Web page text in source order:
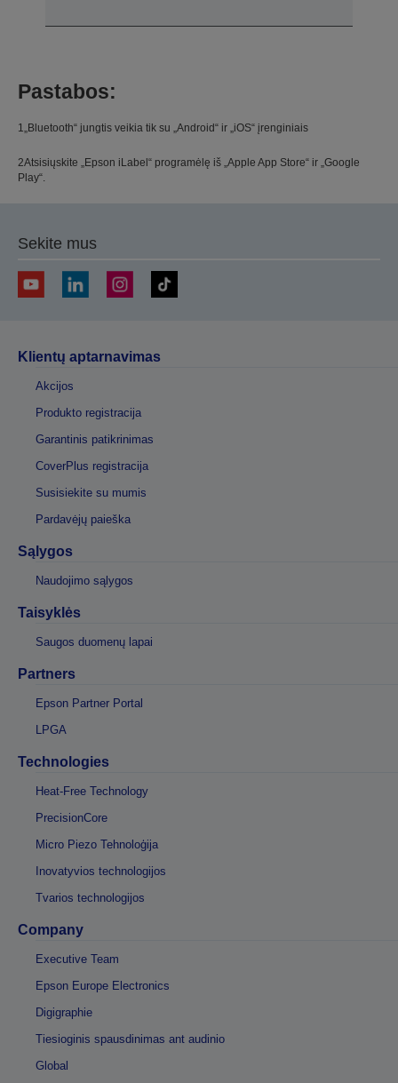
Pastabos:
1„Bluetooth“ jungtis veikia tik su „Android“ ir „iOS“ įrenginiais
2Atsisiųskite „Epson iLabel“ programėlę iš „Apple App Store“ ir „Google
Play“.
Sekite mus
Klientų aptarnavimas
Akcijos
Produkto registracija
Garantinis patikrinimas
CoverPlus registracija
Susisiekite su mumis
Pardavėjų paieška
Sąlygos
Naudojimo sąlygos
Taisyklės
Saugos duomenų lapai
Partners
Epson Partner Portal
LPGA
Technologies
Heat-Free Technology
PrecisionCore
Micro Piezo Tehnoloģija
Inovatyvios technologijos
Tvarios technologijos
Company
Executive Team
Epson Europe Electronics
Digigraphie
Tiesioginis spausdinimas ant audinio
Global